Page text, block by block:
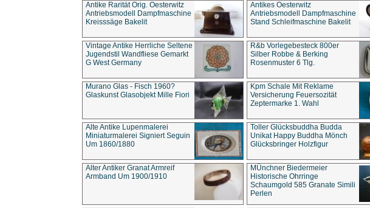
Antike Rarität Orig. Oesterwitz
Antriebsmodell Dampfmaschine
Kreisssäge Bakelit
Antikes Oesterwitz
Antriebsmodell Dampfmaschine
Stand Schleifmaschine Bakelit
Vintage Antike Herrliche Seltene
Jugendstil Wandfliese Gemarkt
G West Germany
R&b Vorlegebesteck 800er
Silber Robbe & Berking
Rosenmuster 6 Tlg.
Murano Glas - Fisch 1960?
Glaskunst Glasobjekt Mille Fiori
Kpm Schale Mit Reklame
Versicherung Feuersozität
Zeptermarke 1. Wahl
Alte Antike Lupenmalerei
Miniaturmalerei Signiert Seguin
Um 1860/1880
Toller Glücksbuddha Budda
Unikat Happy Buddha Mönch
Glücksbringer Holzfigur
Alter Antiker Granat Armreif
Armband Um 1900/1910
MÜnchner Biedermeier
Historische Ohrringe
Schaumgold 585 Granate Simili
Perlen